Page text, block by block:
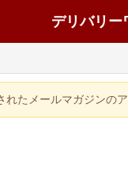
デリバリー
れたメールマガジンの